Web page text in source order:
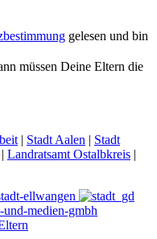
gelesen und bin
müssen Deine Eltern die
| Stadt Aalen | Stadt
| Landratsamt Ostalbkreis |